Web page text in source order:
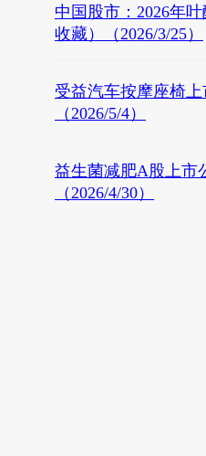
中国股市：2026年
收藏）（2026/3/25）
受益汽车按摩座椅
（2026/5/4）
益生菌减肥A股上市
（2026/4/30）